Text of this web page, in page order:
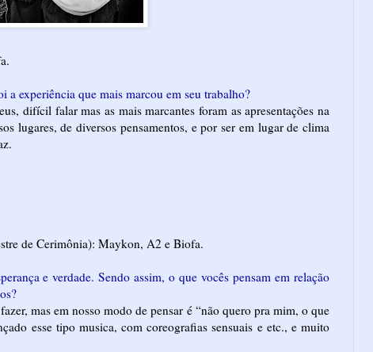
experiência que mais marcou em seu trabalho?
difícil falar mas as mais marcantes foram as apresentações na
lugares, de diversos pensamentos, e por ser em lugar de clima
de Cerimônia): Maykon, A2 e Biofa.
e verdade. Sendo assim, o que vocês pensam em relação
mas em nosso modo de pensar é “não quero pra mim, o que
esse tipo musica, com coreografias sensuais e etc., e muito